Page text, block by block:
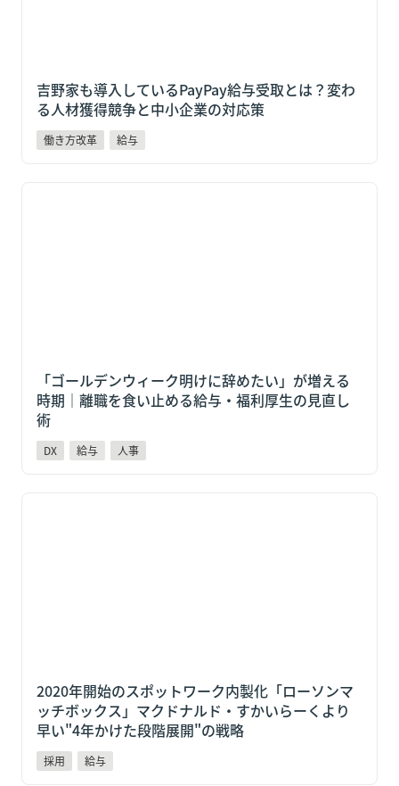
吉野家も導入しているPayPay給与受取とは？変わ
る人材獲得競争と中小企業の対応策
働き方改革 給与
「ゴールデンウィーク明けに辞めたい」が増える時期
「ゴールデンウィーク明けに辞めたい」が増える
時期｜離職を食い止める給与・福利厚生の見直し
術
DX 給与 人事
2020年開始のスポットワーク内製化「ローソンマッチ
2020年開始のスポットワーク内製化「ローソンマ
ッチボックス」マクドナルド・すかいらーくより
早い"4年かけた段階展開"の戦略
採用 給与